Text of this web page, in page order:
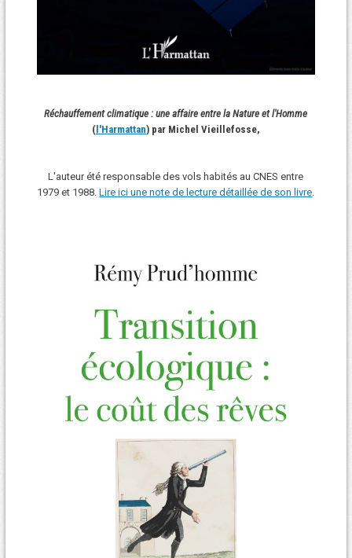
Réchauffement climatique : une affaire entre la Nature et l'Homme
(l'Harmattan) par Michel Vieillefosse,
L'auteur été responsable des vols habités au CNES entre
1979 et 1988.Lire ici une note de lecture détaillée de son livre